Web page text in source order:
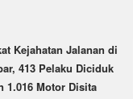
Kejahatan Jalanan di
413 Pelaku Diciduk
1.016 Motor Disita